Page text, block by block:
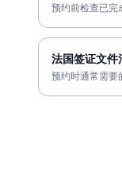
预约前检查已完
法国签证文件
预约时通常需要